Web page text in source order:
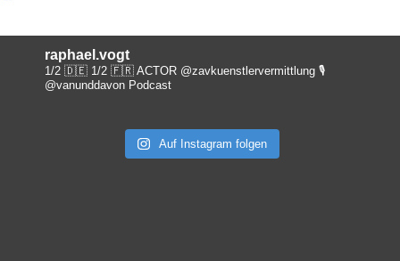
raphael.vogt
1/2 🇩🇪 1/2 🇫🇷 ACTOR @zavkuenstlervermittlung 🎙️
@vanunddavon Podcast
Auf Instagram folgen